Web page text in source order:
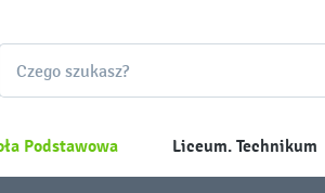
Podstawowa Liceum. Technikum